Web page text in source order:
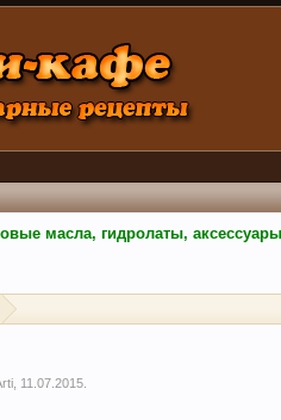
масла, гидролаты,
11.07.2015